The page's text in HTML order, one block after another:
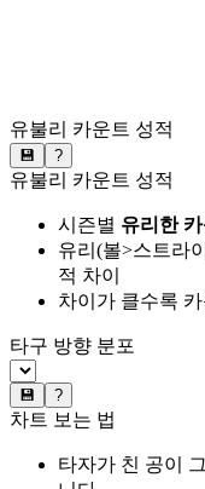
유불리 카운트 성적
💾 ?
유불리 카운트 성적
시즌별 유리한
유리(볼>스트라
적 차이
차이가 클수록
타구 방향 분포
💾 ?
차트 보는 법
타자가 친 공이